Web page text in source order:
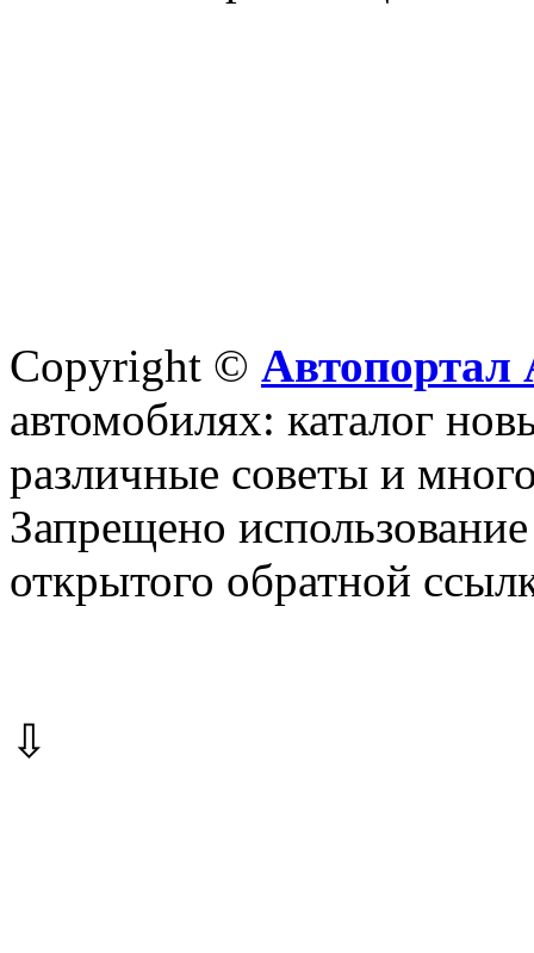
Copyright © Автопортал
автомобилях: каталог
различные советы и
Запрещено
открытого обратной
⇩